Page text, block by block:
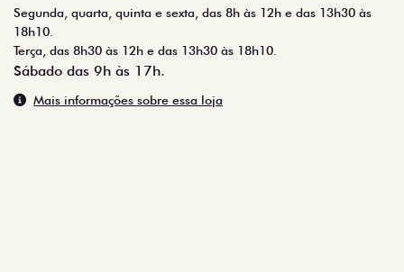
Segunda, quarta, quinta e sexta, das 8h às 12h e das 13h30 às
18h10.
Terça, das 8h30 às 12h e das 13h30 às 18h10.
Sábado das 9h às 17h.
Mais informações sobre essa loja